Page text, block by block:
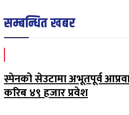
सम्बन्धित खबर
स्पेनको सेउटामा अभूतपूर्व
करिब ४९ हजार प्रवेश